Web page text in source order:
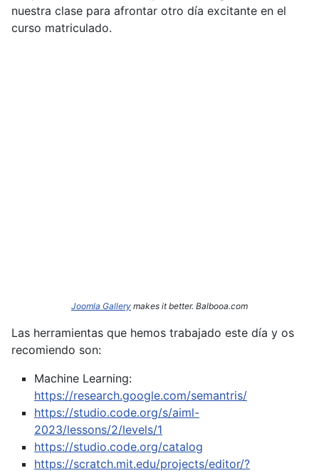
nuestra clase para afrontar otro día excitante en el
curso matriculado.
Joomla Gallery makes it better. Balbooa.com
Las herramientas que hemos trabajado este día y os
recomiendo son:
Machine Learning:
https://research.google.com/semantris/
https://studio.code.org/s/aiml-
2023/lessons/2/levels/1
https://studio.code.org/catalog
https://scratch.mit.edu/projects/editor/?